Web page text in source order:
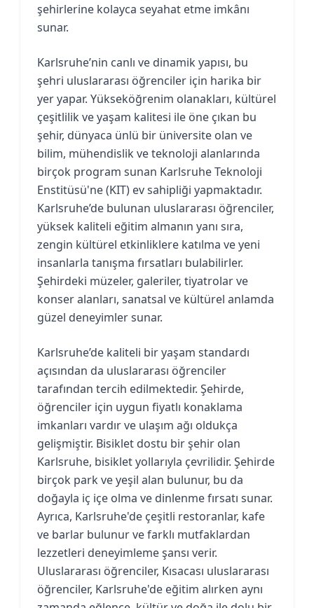
şehirlerine kolayca seyahat etme imkânı
sunar.
Karlsruhe’nin canlı ve dinamik yapısı, bu
şehri uluslararası öğrenciler için harika bir
yer yapar. Yükseköğrenim olanakları, kültürel
çeşitlilik ve yaşam kalitesi ile öne çıkan bu
şehir, dünyaca ünlü bir üniversite olan ve
bilim, mühendislik ve teknoloji alanlarında
birçok program sunan Karlsruhe Teknoloji
Enstitüsü'ne (KIT) ev sahipliği yapmaktadır.
Karlsruhe’de bulunan uluslararası öğrenciler,
yüksek kaliteli eğitim almanın yanı sıra,
zengin kültürel etkinliklere katılma ve yeni
insanlarla tanışma fırsatları bulabilirler.
Şehirdeki müzeler, galeriler, tiyatrolar ve
konser alanları, sanatsal ve kültürel anlamda
güzel deneyimler sunar.
Karlsruhe’de kaliteli bir yaşam standardı
açısından da uluslararası öğrenciler
tarafından tercih edilmektedir. Şehirde,
öğrenciler için uygun fiyatlı konaklama
imkanları vardır ve ulaşım ağı oldukça
gelişmiştir. Bisiklet dostu bir şehir olan
Karlsruhe, bisiklet yollarıyla çevrilidir. Şehirde
birçok park ve yeşil alan bulunur, bu da
doğayla iç içe olma ve dinlenme fırsatı sunar.
Ayrıca, Karlsruhe'de çeşitli restoranlar, kafe
ve barlar bulunur ve farklı mutfaklardan
lezzetleri deneyimleme şansı verir.
Uluslararası öğrenciler, Kısacası uluslararası
öğrenciler, Karlsruhe'de eğitim alırken aynı